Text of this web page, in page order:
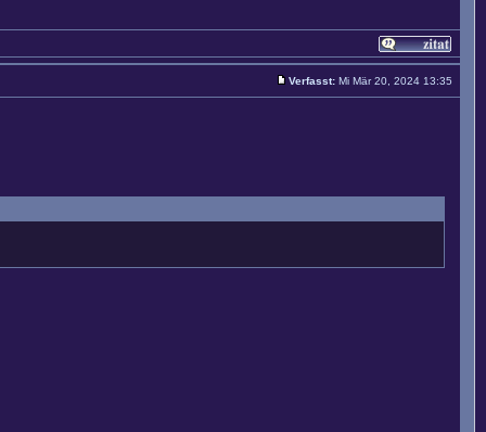
Verfasst: Mi Mär 20, 2024 13:35